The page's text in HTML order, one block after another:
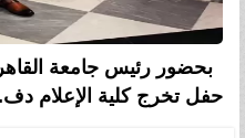
بحضور رئيس جامعة
حفل تخرج كلية الإعلام